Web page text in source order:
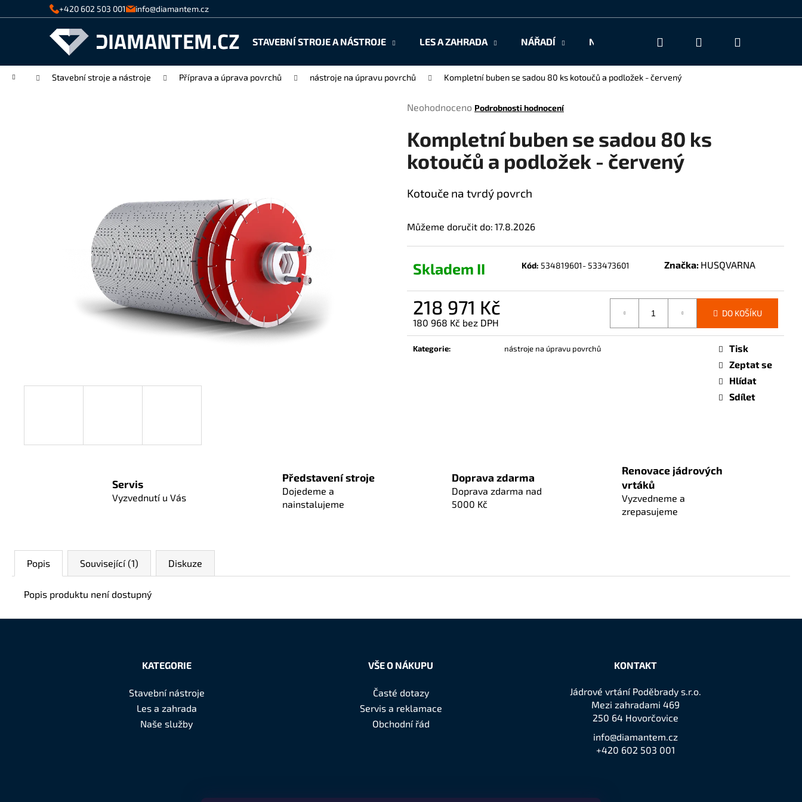
na
+420 602 503 001 info@diamantem.cz
STAVEBNÍ STROJE A NÁSTROJE LES A ZAHRADA NÁŘADÍ NAŠE SLUŽBY KONTAKT
Hledat Přihlášení
Domů Stavební stroje a nástroje Příprava a úprava povrchů nástroje na úpravu povrchů Kompletní buben se sadou 80 ks kotoučů a podložek - červený
Průměrné
produktu
je
0,0
z
hvězdiček.
Neohodnoceno Podrobnosti hodnocení
Kompletní buben se sadou 80 ks
kotoučů a podložek - červený
Kotouče na tvrdý povrch
Můžeme doručit do: 17.8.2026
Skladem II Kód: 534819601- 533473601 Značka: HUSQVARNA
218 971 Kč
180 968 Kč bez DPH
Měrná
cena:
DO KOŠÍKU
Kategorie: nástroje na úpravu povrchů
Tisk
Zeptat se
Hlídat
Sdílet
Servis
Vyzvednutí u Vás
Představení stroje
Dojedeme a
nainstalujeme
Doprava zdarma
Doprava zdarma nad
5000 Kč
Renovace jádrových
vrtáků
Vyzvedneme a
zrepasujeme
Popis Související (1) Diskuze
Popis produktu není dostupný
o
k
Zpět
obchodu
Zpět
obchodu
Co potřebujete najít?
HLEDAT
KATEGORIE
Stavební nástroje
Les a zahrada
Naše služby
VŠE O NÁKUPU
Časté dotazy
Servis a reklamace
Obchodní řád
KONTAKT
Jádrové vrtání Poděbrady s.r.o.
Mezi zahradami 469
250 64 Hovorčovice
info@diamantem.cz
+420 602 503 001